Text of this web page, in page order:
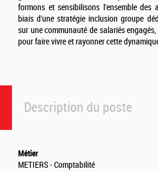
Description du poste
Métier
METIERS - Comptabilité
formons et sensibilisons l'ensemble des
biais d'une stratégie inclusion groupe
sur une communauté de salariés
pour faire vivre et rayonner cette